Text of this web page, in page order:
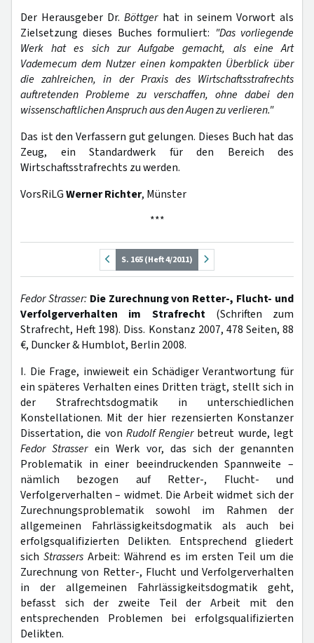
Der Herausgeber Dr.Böttgerhat in seinem Vorwort als
Zielsetzung dieses Buches formuliert: "Das vorliegende
Werk hat es sich zur Aufgabe gemacht, als eine Art
Vademecum dem Nutzer einen kompakten Überblick über
die zahlreichen, in der Praxis des Wirtschaftsstrafrechts
auftretenden Probleme zu verschaffen, ohne dabei den
wissenschaftlichen Anspruch aus den Augen zu verlieren."
Das ist den Verfassern gut gelungen. Dieses Buch hat das
Zeug, ein Standardwerk für den Bereich des
Wirtschaftsstrafrechts zu werden.
VorsRiLGWerner Richter, Münster
***
S. 165 (Heft 4/2011)
Fedor Strasser: Die Zurechnung von Retter-, Flucht- und
Verfolgerverhalten im Strafrecht(Schriften zum
Strafrecht, Heft 198). Diss. Konstanz 2007, 478 Seiten, 88
€, Duncker & Humblot, Berlin 2008.
I. Die Frage, inwieweit ein Schädiger Verantwortung für
ein späteres Verhalten eines Dritten trägt, stellt sich in
der Strafrechtsdogmatik in unterschiedlichen
Konstellationen. Mit der hier rezensierten Konstanzer
Dissertation, die von Rudolf Rengierbetreut wurde, legt
Fedor Strasserein Werk vor, das sich der genannten
Problematik in einer beeindruckenden Spannweite –
nämlich bezogen auf Retter-, Flucht- und
Verfolgerverhalten – widmet. Die Arbeit widmet sich der
Zurechnungsproblematik sowohl im Rahmen der
allgemeinen Fahrlässigkeitsdogmatik als auch bei
erfolgsqualifizierten Delikten. Entsprechend gliedert
sich Strassers Arbeit: Während es im ersten Teil um die
Zurechnung von Retter-, Flucht und Verfolgerverhalten
in der allgemeinen Fahrlässigkeitsdogmatik geht,
befasst sich der zweite Teil der Arbeit mit den
entsprechenden Problemen bei erfolgsqualifizierten
Delikten.